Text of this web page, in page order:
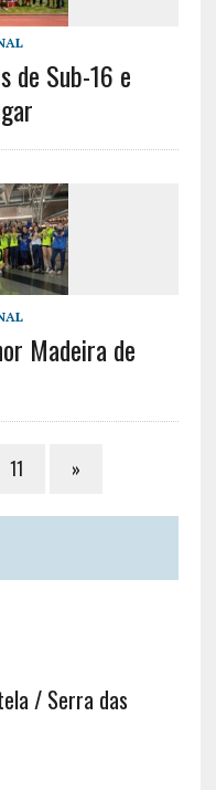
de Sub-16 e
Madeira de
11 »
/ Serra das